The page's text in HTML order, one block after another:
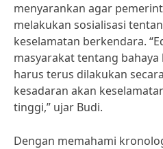
menyarankan agar
melakukan sosialisasi
keselamatan berkendara.
masyarakat tentang bahaya
harus terus dilakukan
kesadaran akan
tinggi,” ujar Budi.
Dengan memahami